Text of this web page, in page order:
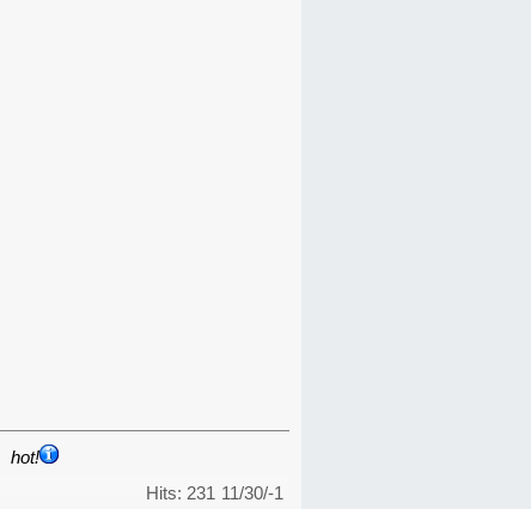
hot!
11/30/-1
Hits: 231